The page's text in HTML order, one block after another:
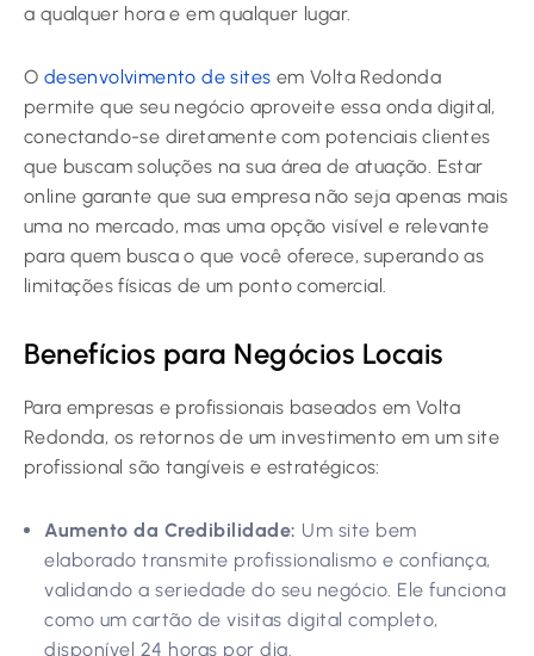
a qualquer hora e em qualquer lugar.
O desenvolvimento de sites em Volta Redonda
permite que seu negócio aproveite essa onda digital,
conectando-se diretamente com potenciais clientes
que buscam soluções na sua área de atuação. Estar
online garante que sua empresa não seja apenas mais
uma no mercado, mas uma opção visível e relevante
para quem busca o que você oferece, superando as
limitações físicas de um ponto comercial.
Benefícios para Negócios Locais
Para empresas e profissionais baseados em Volta
Redonda, os retornos de um investimento em um site
profissional são tangíveis e estratégicos:
Aumento da Credibilidade: Um site bem
elaborado transmite profissionalismo e confiança,
validando a seriedade do seu negócio. Ele funciona
como um cartão de visitas digital completo,
disponível 24 horas por dia.